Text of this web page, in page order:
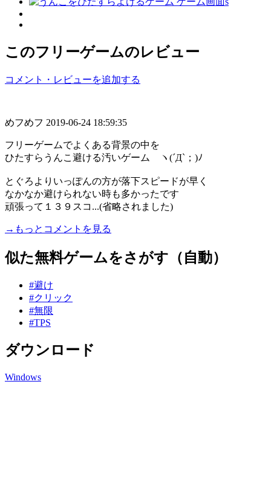
このフリーゲームのレビュー
コメント・レビューを追加する
めフめフ 2019-06-24 18:59:35
フリーゲームでよくある背景の中を
ひたすらうんこ避ける汚いゲーム ヽ(´Д`；)ﾉ
とぐろよりいっぽんの方が落下スピードが早く
なかなか避けられない時も多かったです
頑張って１３９スコ...(省略されました)
→もっとコメントを見る
似た無料ゲームをさがす（自動）
#避け
#クリック
#無限
#TPS
ダウンロード
Windows